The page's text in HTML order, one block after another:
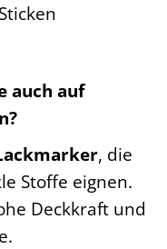
auch auf
, die
Stoffe eignen.
Deckkraft und